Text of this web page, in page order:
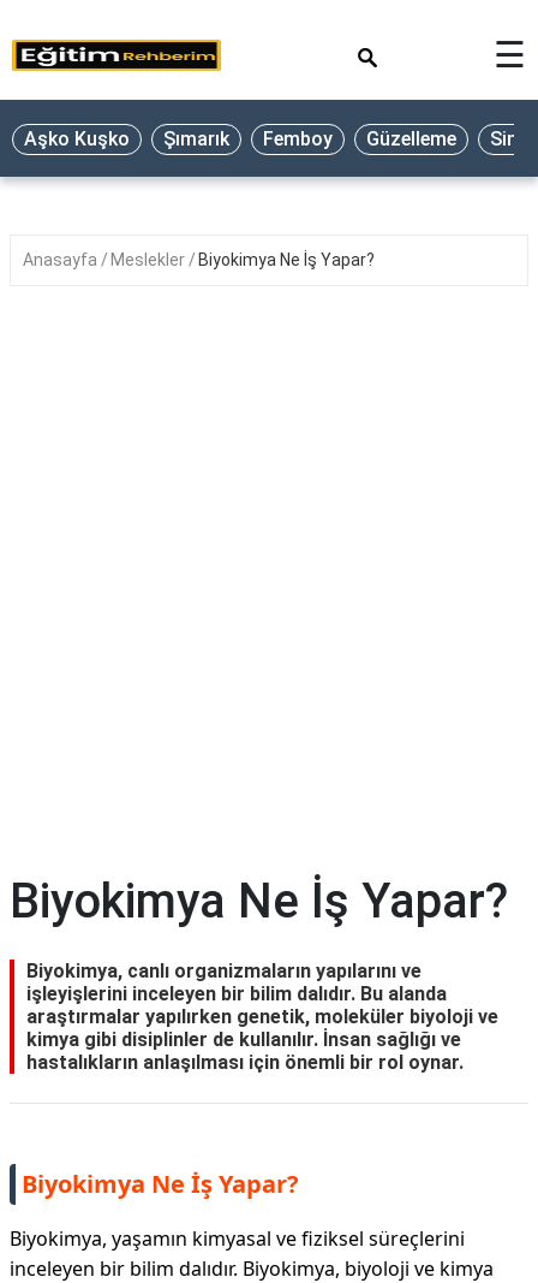
☰
Aşko Kuşko Şımarık Femboy Güzelleme
Anasayfa Meslekler Biyokimya Ne İş Yapar?
Biyokimya Ne İş Yapar?
Biyokimya, canlı organizmaların yapılarını ve
işleyişlerini inceleyen bir bilim dalıdır. Bu alanda
araştırmalar yapılırken genetik, moleküler biyoloji ve
kimya gibi disiplinler de kullanılır. İnsan sağlığı ve
hastalıkların anlaşılması için önemli bir rol oynar.
Biyokimya Ne İş Yapar?
Biyokimya, yaşamın kimyasal ve fiziksel süreçlerini
inceleyen bir bilim dalıdır. Biyokimya, biyoloji ve kimya